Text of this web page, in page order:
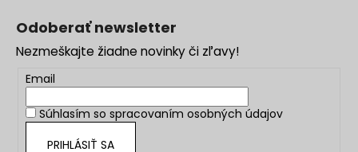
Odoberať newsletter
Nezmeškajte žiadne novinky či zľavy!
Email
Súhlasím so spracovaním osobných údajov
PRIHLÁSIŤ SA